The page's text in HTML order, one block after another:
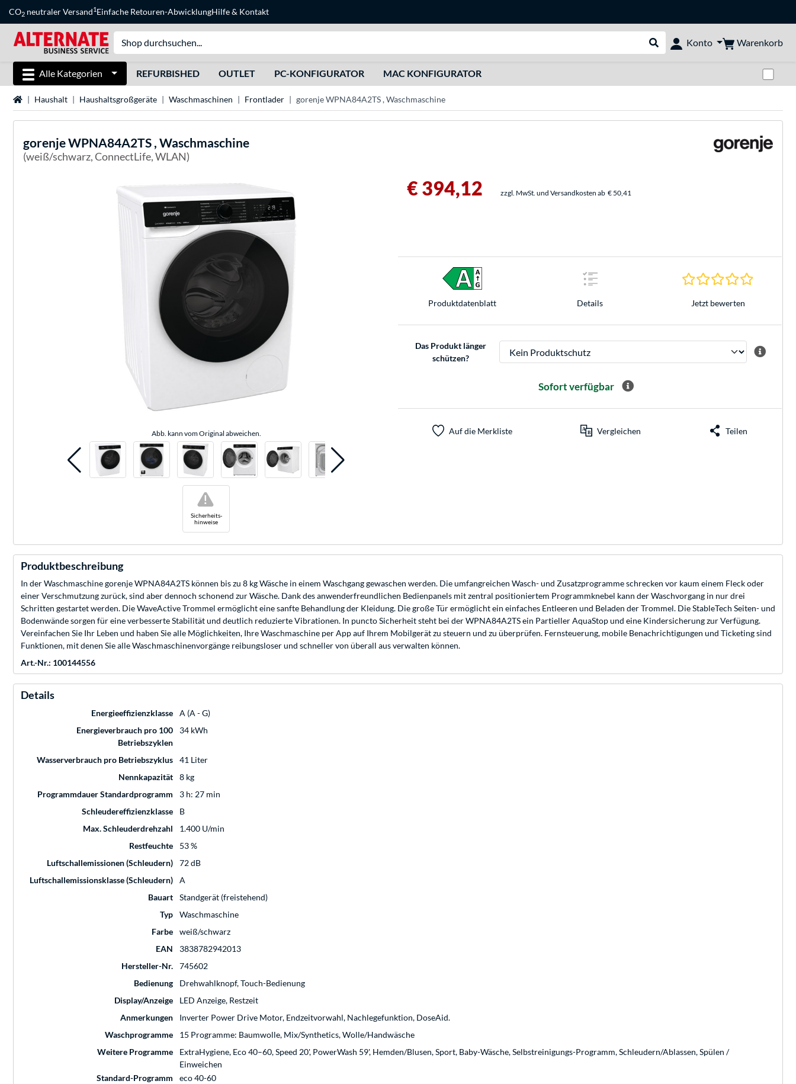
CO2 neutraler Versand1Einfache Retouren-AbwicklungHilfe& Kontakt
Suche durchführen
Konto Warenkorb
Alle Kategorien REFURBISHED OUTLET PC-KONFIGURATOR MAC KONFIGURATOR
StartseiteHaushalt Haushaltsgroßgeräte Waschmaschinen Frontlader gorenje WPNA84A2TS , Waschmaschine
gorenjeWPNA84A2TS , Waschmaschine
(weiß/schwarz, ConnectLife, WLAN)
Abb. kann vom Original abweichen.
Sicherheits-
hinweise
!
€ 394,12 zzgl. MwSt. und Versandkosten ab € 50,41
Produkt­datenblatt Details
0.0 Sterne
Jetzt bewerten
Das Produkt länger
schützen?
Sofort verfügbar
Auf die Merkliste Vergleichen Teilen
Produktbeschreibung
In der Waschmaschine gorenje WPNA84A2TS können bis zu 8 kg Wäsche in einem Waschgang gewaschen werden. Die umfangreichen Wasch- und Zusatzprogramme schrecken vor kaum einem Fleck oder
einer Verschmutzung zurück, sind aber dennoch schonend zur Wäsche. Dank des anwenderfreundlichen Bedienpanels mit zentral positioniertem Programmknebel kann der Waschvorgang in nur drei
Schritten gestartet werden. Die WaveActive Trommel ermöglicht eine sanfte Behandlung der Kleidung. Die große Tür ermöglicht ein einfaches Entleeren und Beladen der Trommel. Die StableTech Seiten- und
Bodenwände sorgen für eine verbesserte Stabilität und deutlich reduzierte Vibrationen. In puncto Sicherheit steht bei der WPNA84A2TS ein Partieller AquaStop und eine Kindersicherung zur Verfügung.
Vereinfachen Sie Ihr Leben und haben Sie alle Möglichkeiten, Ihre Waschmaschine per App auf Ihrem Mobilgerät zu steuern und zu überprüfen. Fernsteuerung, mobile Benachrichtigungen und Ticketing sind
Funktionen, mit denen Sie alle Waschmaschinenvorgänge reibungsloser und schneller von überall aus verwalten können.
Art.-Nr.: 100144556
Details
Energieeffizienzklasse
A (A - G)
Energieverbrauch pro 100
Betriebszyklen
34 kWh
Wasserverbrauch pro Betriebszyklus
41 Liter
Nennkapazität
8 kg
Programmdauer Standardprogramm
3 h: 27 min
Schleudereffizienzklasse
B
Max. Schleuderdrehzahl
1.400 U/min
Restfeuchte
53 %
Luftschallemissionen (Schleudern)
72 dB
Luftschallemissionsklasse (Schleudern)
A
Bauart
Standgerät (freistehend)
Typ
Waschmaschine
Farbe
weiß/schwarz
EAN
3838782942013
Hersteller-Nr.
745602
Bedienung
Drehwahlknopf, Touch-Bedienung
Display/Anzeige
LED Anzeige, Restzeit
Anmerkungen
Inverter Power Drive Motor, Endzeitvorwahl, Nachlegefunktion, DoseAid.
Waschprogramme
15 Programme: Baumwolle, Mix/Synthetics, Wolle/Handwäsche
Weitere Programme
ExtraHygiene, Eco 40–60, Speed 20', PowerWash 59', Hemden/Blusen, Sport, Baby-Wäsche, Selbstreinigungs-Programm, Schleudern/Ablassen, Spülen /
Einweichen
Standard-Programm
eco 40-60